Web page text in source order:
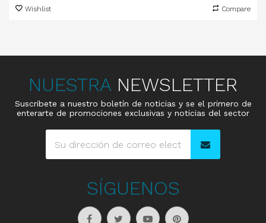
Wishlist Compare
NUESTRA NEWSLETTER
Suscribete a nuestro boletín de noticias y se el primero de
enterarte de promociones exclusivas y noticias del sector
SÍGUENOS